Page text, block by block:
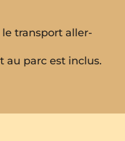
transport aller-
au parc est inclus.